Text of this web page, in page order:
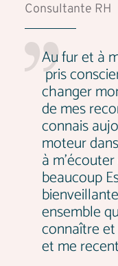
Consultante RH
Au fur et à
pris
changer
de mes
connais
moteur
à
beaucoup
ensemble
connaître et
et me